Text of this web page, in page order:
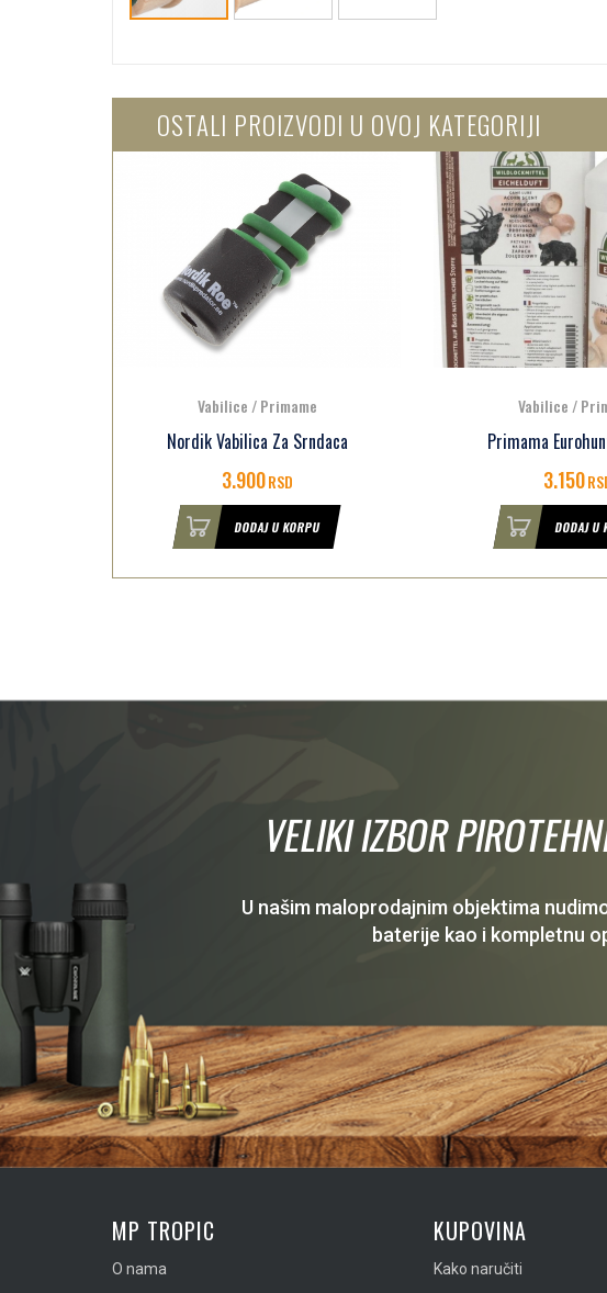
OSTALI PROIZVODI U OVOJ KATEGORIJI
Vabilice / Primame
Primama Eurohunt 590271
3.150RSD
DODAJ U KORPU
Vabilice /
Primama
4.170
DODAJ U
VELIKI IZBOR
U našim maloprodajnim objektima
baterije kao i kompletnu
MP TROPIC
O nama
KUPOVINA
Kako naručiti